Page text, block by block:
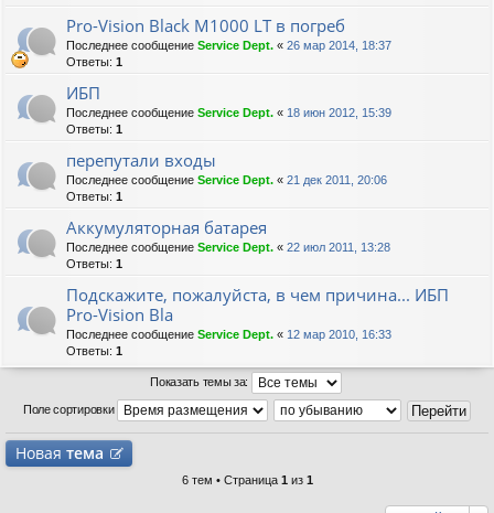
Pro-Vision Black M1000 LT в погреб
Последнее сообщение Service Dept. « 26 мар 2014, 18:37
Ответы: 1
ИБП
Последнее сообщение Service Dept. « 18 июн 2012, 15:39
Ответы: 1
перепутали входы
Последнее сообщение Service Dept. « 21 дек 2011, 20:06
Ответы: 1
Аккумуляторная батарея
Последнее сообщение Service Dept. « 22 июл 2011, 13:28
Ответы: 1
Подскажите, пожалуйста, в чем причина... ИБП
Pro-Vision Bla
Последнее сообщение Service Dept. « 12 мар 2010, 16:33
Ответы: 1
Показать темы за:
Поле сортировки
Новая тема
6 тем • Страница 1 из 1